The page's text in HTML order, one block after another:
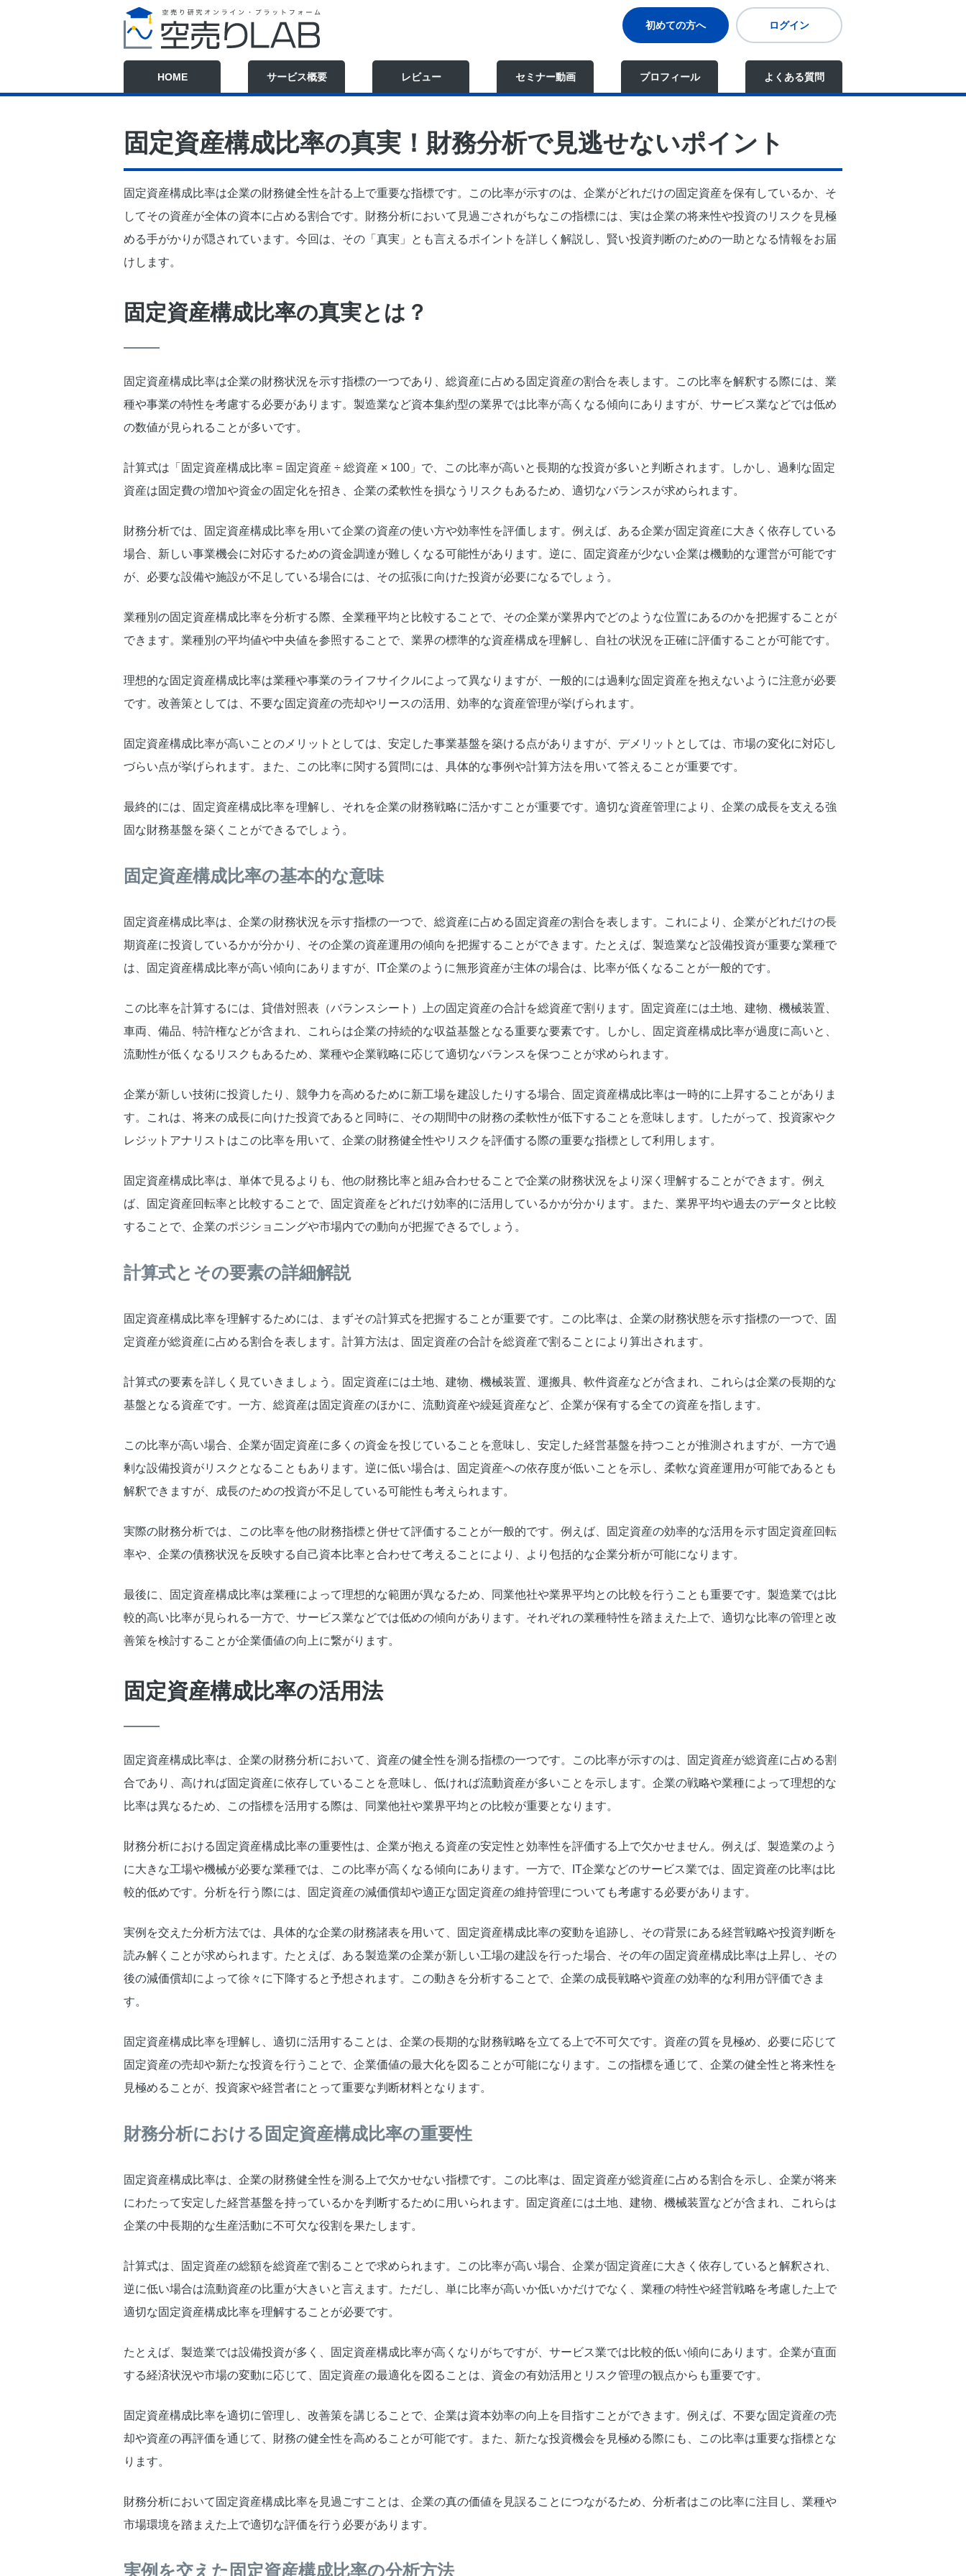
初めての方へ ログイン
HOME サービス概要 レビュー セミナー動画 プロフィール よくある質問
固定資産構成比率の真実！財務分析で見逃せないポイント
固定資産構成比率は企業の財務健全性を計る上で重要な指標です。この比率が示すのは、企業がどれだけの固定資産を保有しているか、そ
してその資産が全体の資本に占める割合です。財務分析において見過ごされがちなこの指標には、実は企業の将来性や投資のリスクを見極
める手がかりが隠されています。今回は、その「真実」とも言えるポイントを詳しく解説し、賢い投資判断のための一助となる情報をお届
けします。
固定資産構成比率の真実とは？
固定資産構成比率は企業の財務状況を示す指標の一つであり、総資産に占める固定資産の割合を表します。この比率を解釈する際には、業
種や事業の特性を考慮する必要があります。製造業など資本集約型の業界では比率が高くなる傾向にありますが、サービス業などでは低め
の数値が見られることが多いです。
計算式は「固定資産構成比率 = 固定資産 ÷ 総資産 × 100」で、この比率が高いと長期的な投資が多いと判断されます。しかし、過剰な固定
資産は固定費の増加や資金の固定化を招き、企業の柔軟性を損なうリスクもあるため、適切なバランスが求められます。
財務分析では、固定資産構成比率を用いて企業の資産の使い方や効率性を評価します。例えば、ある企業が固定資産に大きく依存している
場合、新しい事業機会に対応するための資金調達が難しくなる可能性があります。逆に、固定資産が少ない企業は機動的な運営が可能です
が、必要な設備や施設が不足している場合には、その拡張に向けた投資が必要になるでしょう。
業種別の固定資産構成比率を分析する際、全業種平均と比較することで、その企業が業界内でどのような位置にあるのかを把握することが
できます。業種別の平均値や中央値を参照することで、業界の標準的な資産構成を理解し、自社の状況を正確に評価することが可能です。
理想的な固定資産構成比率は業種や事業のライフサイクルによって異なりますが、一般的には過剰な固定資産を抱えないように注意が必要
です。改善策としては、不要な固定資産の売却やリースの活用、効率的な資産管理が挙げられます。
固定資産構成比率が高いことのメリットとしては、安定した事業基盤を築ける点がありますが、デメリットとしては、市場の変化に対応し
づらい点が挙げられます。また、この比率に関する質問には、具体的な事例や計算方法を用いて答えることが重要です。
最終的には、固定資産構成比率を理解し、それを企業の財務戦略に活かすことが重要です。適切な資産管理により、企業の成長を支える強
固な財務基盤を築くことができるでしょう。
固定資産構成比率の基本的な意味
固定資産構成比率は、企業の財務状況を示す指標の一つで、総資産に占める固定資産の割合を表します。これにより、企業がどれだけの長
期資産に投資しているかが分かり、その企業の資産運用の傾向を把握することができます。たとえば、製造業など設備投資が重要な業種で
は、固定資産構成比率が高い傾向にありますが、IT企業のように無形資産が主体の場合は、比率が低くなることが一般的です。
この比率を計算するには、貸借対照表（バランスシート）上の固定資産の合計を総資産で割ります。固定資産には土地、建物、機械装置、
車両、備品、特許権などが含まれ、これらは企業の持続的な収益基盤となる重要な要素です。しかし、固定資産構成比率が過度に高いと、
流動性が低くなるリスクもあるため、業種や企業戦略に応じて適切なバランスを保つことが求められます。
企業が新しい技術に投資したり、競争力を高めるために新工場を建設したりする場合、固定資産構成比率は一時的に上昇することがありま
す。これは、将来の成長に向けた投資であると同時に、その期間中の財務の柔軟性が低下することを意味します。したがって、投資家やク
レジットアナリストはこの比率を用いて、企業の財務健全性やリスクを評価する際の重要な指標として利用します。
固定資産構成比率は、単体で見るよりも、他の財務比率と組み合わせることで企業の財務状況をより深く理解することができます。例え
ば、固定資産回転率と比較することで、固定資産をどれだけ効率的に活用しているかが分かります。また、業界平均や過去のデータと比較
することで、企業のポジショニングや市場内での動向が把握できるでしょう。
計算式とその要素の詳細解説
固定資産構成比率を理解するためには、まずその計算式を把握することが重要です。この比率は、企業の財務状態を示す指標の一つで、固
定資産が総資産に占める割合を表します。計算方法は、固定資産の合計を総資産で割ることにより算出されます。
計算式の要素を詳しく見ていきましょう。固定資産には土地、建物、機械装置、運搬具、軟件資産などが含まれ、これらは企業の長期的な
基盤となる資産です。一方、総資産は固定資産のほかに、流動資産や繰延資産など、企業が保有する全ての資産を指します。
この比率が高い場合、企業が固定資産に多くの資金を投じていることを意味し、安定した経営基盤を持つことが推測されますが、一方で過
剰な設備投資がリスクとなることもあります。逆に低い場合は、固定資産への依存度が低いことを示し、柔軟な資産運用が可能であるとも
解釈できますが、成長のための投資が不足している可能性も考えられます。
実際の財務分析では、この比率を他の財務指標と併せて評価することが一般的です。例えば、固定資産の効率的な活用を示す固定資産回転
率や、企業の債務状況を反映する自己資本比率と合わせて考えることにより、より包括的な企業分析が可能になります。
最後に、固定資産構成比率は業種によって理想的な範囲が異なるため、同業他社や業界平均との比較を行うことも重要です。製造業では比
較的高い比率が見られる一方で、サービス業などでは低めの傾向があります。それぞれの業種特性を踏まえた上で、適切な比率の管理と改
善策を検討することが企業価値の向上に繋がります。
固定資産構成比率の活用法
固定資産構成比率は、企業の財務分析において、資産の健全性を測る指標の一つです。この比率が示すのは、固定資産が総資産に占める割
合であり、高ければ固定資産に依存していることを意味し、低ければ流動資産が多いことを示します。企業の戦略や業種によって理想的な
比率は異なるため、この指標を活用する際は、同業他社や業界平均との比較が重要となります。
財務分析における固定資産構成比率の重要性は、企業が抱える資産の安定性と効率性を評価する上で欠かせません。例えば、製造業のよう
に大きな工場や機械が必要な業種では、この比率が高くなる傾向にあります。一方で、IT企業などのサービス業では、固定資産の比率は比
較的低めです。分析を行う際には、固定資産の減価償却や適正な固定資産の維持管理についても考慮する必要があります。
実例を交えた分析方法では、具体的な企業の財務諸表を用いて、固定資産構成比率の変動を追跡し、その背景にある経営戦略や投資判断を
読み解くことが求められます。たとえば、ある製造業の企業が新しい工場の建設を行った場合、その年の固定資産構成比率は上昇し、その
後の減価償却によって徐々に下降すると予想されます。この動きを分析することで、企業の成長戦略や資産の効率的な利用が評価できま
す。
固定資産構成比率を理解し、適切に活用することは、企業の長期的な財務戦略を立てる上で不可欠です。資産の質を見極め、必要に応じて
固定資産の売却や新たな投資を行うことで、企業価値の最大化を図ることが可能になります。この指標を通じて、企業の健全性と将来性を
見極めることが、投資家や経営者にとって重要な判断材料となります。
財務分析における固定資産構成比率の重要性
固定資産構成比率は、企業の財務健全性を測る上で欠かせない指標です。この比率は、固定資産が総資産に占める割合を示し、企業が将来
にわたって安定した経営基盤を持っているかを判断するために用いられます。固定資産には土地、建物、機械装置などが含まれ、これらは
企業の中長期的な生産活動に不可欠な役割を果たします。
計算式は、固定資産の総額を総資産で割ることで求められます。この比率が高い場合、企業が固定資産に大きく依存していると解釈され、
逆に低い場合は流動資産の比重が大きいと言えます。ただし、単に比率が高いか低いかだけでなく、業種の特性や経営戦略を考慮した上で
適切な固定資産構成比率を理解することが必要です。
たとえば、製造業では設備投資が多く、固定資産構成比率が高くなりがちですが、サービス業では比較的低い傾向にあります。企業が直面
する経済状況や市場の変動に応じて、固定資産の最適化を図ることは、資金の有効活用とリスク管理の観点からも重要です。
固定資産構成比率を適切に管理し、改善策を講じることで、企業は資本効率の向上を目指すことができます。例えば、不要な固定資産の売
却や資産の再評価を通じて、財務の健全性を高めることが可能です。また、新たな投資機会を見極める際にも、この比率は重要な指標とな
ります。
財務分析において固定資産構成比率を見過ごすことは、企業の真の価値を見誤ることにつながるため、分析者はこの比率に注目し、業種や
市場環境を踏まえた上で適切な評価を行う必要があります。
実例を交えた固定資産構成比率の分析方法